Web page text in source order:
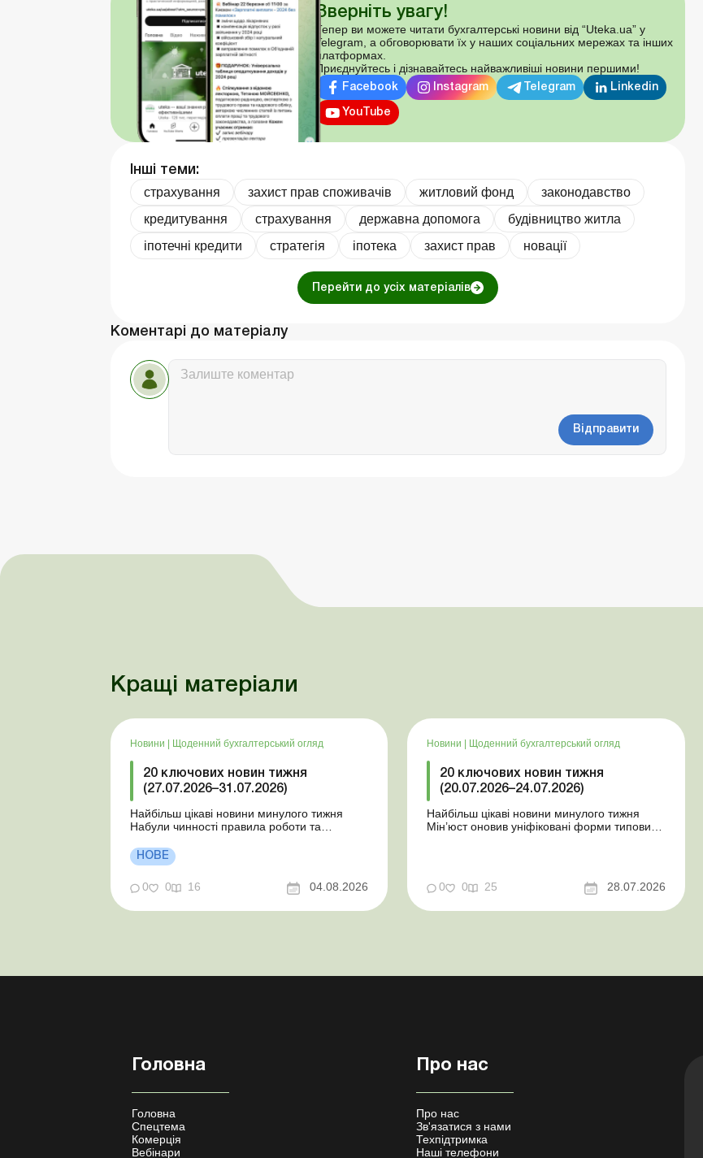
Зверніть увагу!
Тепер ви можете читати бухгалтерські новини від “Uteka.ua” у
Telegram, а обговорювати їх у наших соціальних мережах та інших
платформах.
Приєднуйтесь і дізнавайтесь найважливіші новини першими!
Facebook Instagram Telegram Linkedin
YouTube
Інші теми:
страхування захист прав споживачів житловий фонд
законодавство
кредитування
страхування державна допомога
будівництво житла
іпотечні кредити
стратегія іпотека захист прав новації
Перейти до усіх матеріалів
Коментарі до матеріалу
Відправити
Кращі матеріали
Новини Щоденний бухгалтерський огляд
20 ключових новин тижня
(27.07.2026–31.07.2026)
Найбільш цікаві новини минулого тижня
Набули чинності правила роботи та
закони про мобілізацію та воєнний стан Для
сільгосппідприємств і ФОП запроваджено
нові одноразові статистичні форми З 2
серпня змінюється порядок зарахування
НОВЕ
0 0 16 04.08.2026
Новини Щоденний бухгалтерський огляд
20 ключових новин тижня
(20.07.2026–24.07.2026)
Найбільш цікаві новини минулого тижня
Мін’юст оновив уніфіковані форми типових
«у розшуку»: що потрібно знати
0 0 25 28.07.2026
Головна
Головна
Спецтема
Комерція
Вебінари
Про нас
Про нас
Зв'язатися з нами
Техпідтримка
Наші телефони